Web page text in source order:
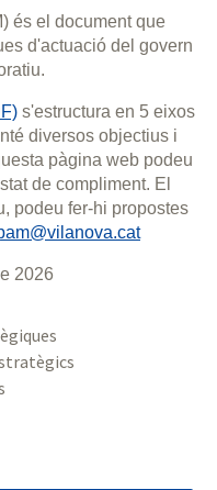
és el document que
d'actuació del govern
s'estructura en 5 eixos
diversos objectius i
pàgina web podeu
de compliment. El
podeu fer-hi propostes
2026